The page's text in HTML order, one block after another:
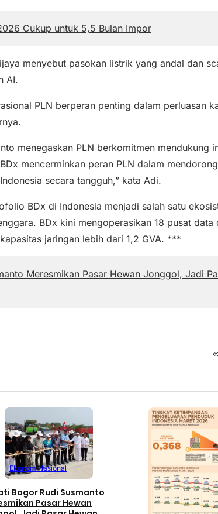
Cukup untuk 5,5 Bulan Impor
menyebut pasokan listrik yang andal dan
AI.
PLN berperan penting dalam perluasan
menegaskan PLN berkomitmen mendukung
mencerminkan peran PLN dalam mendorong
secara tangguh,” kata Adi.
BDx di Indonesia menjadi salah satu
BDx kini mengoperasikan 18 pusat data
jaringan lebih dari 1,2 GVA. ***
Meresmikan Pasar Hewan Jonggol, Jadi
EkonomiNasional
Bogor Rudi Susmanto
Pasar Hewan